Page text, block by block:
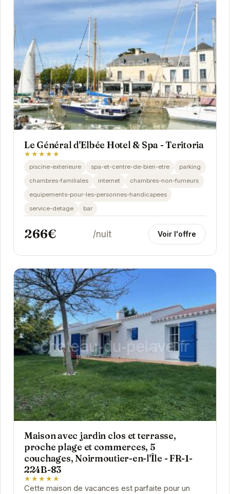
Le Général d'Elbée Hotel & Spa - Teritoria
★★★★★
piscine-exterieure spa-et-centre-de-bien-etre
parking
chambres-familiales
internet
chambres-non-fumeurs
equipements-pour-les-personnes-handicapees
service-detage
bar
266€ /nuit Voir l'offre
Maison avec jardin clos et terrasse,
proche plage et commerces, 5
couchages, Noirmoutier-en-l'Île - FR-1-
224B-83
★★★★★
Cette maison de vacances est parfaite pour un